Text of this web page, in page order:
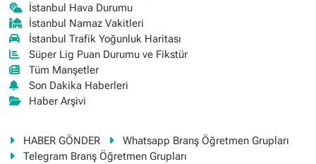
İstanbul Hava Durumu
İstanbul Namaz Vakitleri
İstanbul Trafik Yoğunluk Haritası
Süper Lig Puan Durumu ve Fikstür
Tüm Manşetler
Son Dakika Haberleri
Haber Arşivi
HABER GÖNDER
Whatsapp Branş Öğretmen Grupları
Telegram Branş Öğretmen Grupları